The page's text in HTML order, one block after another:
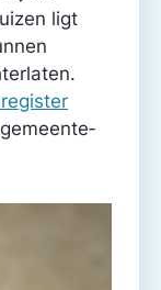
ligt